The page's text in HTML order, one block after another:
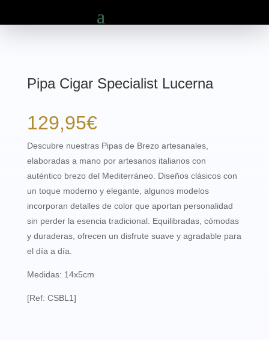
Pipa Cigar Specialist Lucerna
129,95€
Descubre nuestras Pipas de Brezo artesanales,
elaboradas a mano por artesanos italianoscon
auténtico brezo del Mediterráneo. Diseños clásicos con
un toque moderno y elegante , algunos modelos
incorporan detalles de color que aportan personalidad
sin perder la esencia tradicional. Equilibradas, cómodas
y duraderas, ofrecen un disfrute suave y agradable para
el día a día.
Medidas: 14x5cm
[Ref: CSBL1]